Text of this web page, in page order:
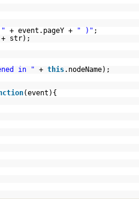
+ event.pageY + " )" ;
+ str);
in " + this.nodeName);
(event){